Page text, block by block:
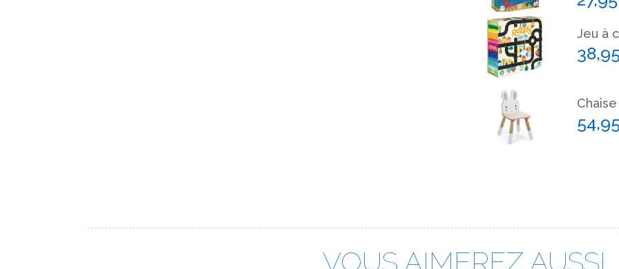
Jeu à
VOUS AIMEREZ AUSSI